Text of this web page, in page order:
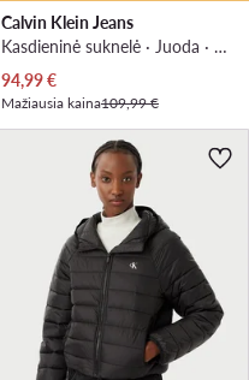
Calvin Klein Jeans
Kasdieninė suknelė · Juoda · Mini
Dabartinė kaina
94,99€
Mažiausia kaina109,99 €